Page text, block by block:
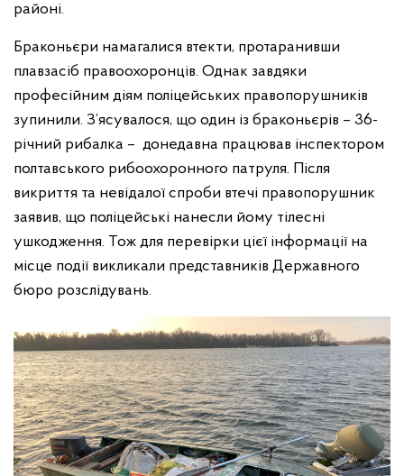
районі.
Браконьєри намагалися втекти, протаранивши
плавзасіб правоохоронців. Однак завдяки
професійним діям поліцейських правопорушників
зупинили. З’ясувалося, що один із браконьєрів – 36-
річний рибалка – донедавна працював інспектором
полтавського рибоохоронного патруля. Після
викриття та невідалої спроби втечі правопорушник
заявив, що поліцейські нанесли йому тілесні
ушкодження. Тож для перевірки цієї інформації на
місце події викликали представників Державного
бюро розслідувань.